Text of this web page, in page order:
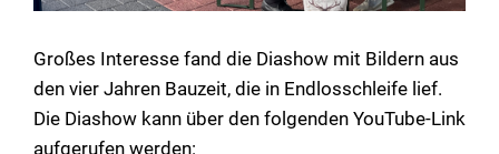
Großes Interesse fand die Diashow mit Bildern aus
den vier Jahren Bauzeit, die in Endlosschleife lief.
Die Diashow kann über den folgenden YouTube-Link
aufgerufen werden: